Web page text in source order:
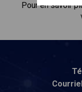
Pour en savoir